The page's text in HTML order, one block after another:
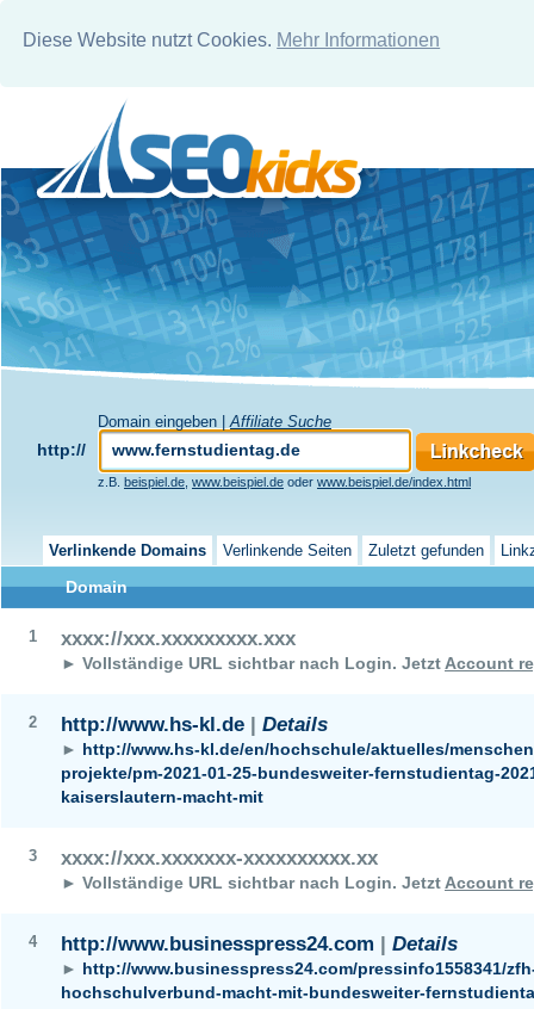
Diese Website nutzt Cookies. Mehr Informationen
Domain eingeben | Affiliate Suche
http://
z.B. beispiel.de www.beispiel.de oder www.beispiel.de/index.html
Verlinkende Domains Verlinkende Seiten Zuletzt gefunden
Domain
1 xxxx://xxx.xxxxxxxxx.xxx
► Vollständige URL sichtbar nach Login. Jetzt Account
2 http://www.hs-kl.de | Details
► http://www.hs-kl.de/en/hochschule/aktuelles/
projekte/pm-2021-01-25-bundesweiter-fernstudientag-
kaiserslautern-macht-mit
3 xxxx://xxx.xxxxxxx-xxxxxxxxxx.xx
► Vollständige URL sichtbar nach Login. Jetzt Account
4 http://www.businesspress24.com | Details
► http://www.businesspress24.com/pressinfo1558341/
hochschulverbund-macht-mit-bundesweiter-